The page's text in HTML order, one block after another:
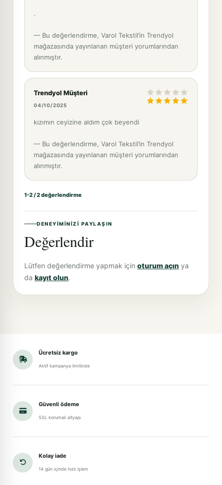
.
— Bu değerlendirme, Varol Tekstil’in Trendyol
mağazasında yayınlanan müşteri yorumlarından
alınmıştır.
Trendyol Müşteri
04/10/2025
kızımın ceyizine aldım çok beyendi
— Bu değerlendirme, Varol Tekstil’in Trendyol
mağazasında yayınlanan müşteri yorumlarından
alınmıştır.
1-2 / 2 değerlendirme
DENEYIMINIZI PAYLAŞIN
Değerlendir
Lütfen değerlendirme yapmak için oturum açın ya
da kayıt olun.
Ücretsiz kargo
Aktif kampanya limitinde
Güvenli ödeme
SSL korumalı altyapı
Kolay iade
14 gün içinde hızlı işlem